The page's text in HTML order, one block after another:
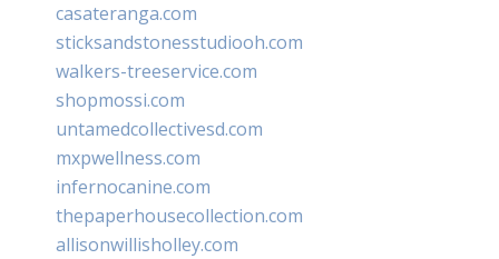
casateranga.com
sticksandstonesstudiooh.com
walkers-treeservice.com
shopmossi.com
untamedcollectivesd.com
mxpwellness.com
infernocanine.com
thepaperhousecollection.com
allisonwillisholley.com